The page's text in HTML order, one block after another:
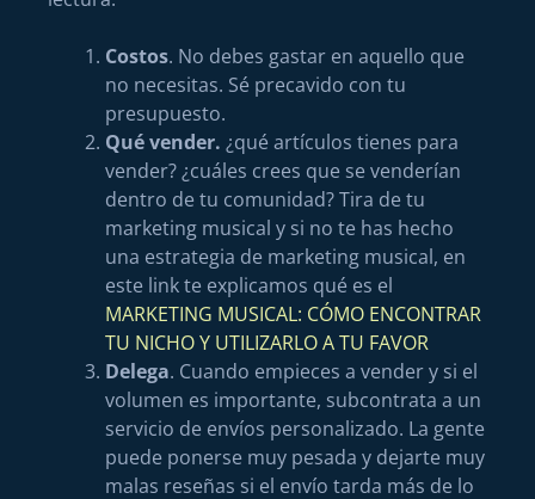
Costos. No debes gastar en aquello que
no necesitas. Sé precavido con tu
presupuesto.
Qué vender. ¿qué artículos tienes para
vender? ¿cuáles crees que se venderían
dentro de tu comunidad? Tira de tu
marketing musical y si no te has hecho
una estrategia de marketing musical, en
este link te explicamos qué es el
MARKETING MUSICAL: CÓMO ENCONTRAR
TU NICHO Y UTILIZARLO A TU FAVOR
Delega. Cuando empieces a vender y si el
volumen es importante, subcontrata a un
servicio de envíos personalizado. La gente
puede ponerse muy pesada y dejarte muy
malas reseñas si el envío tarda más de lo